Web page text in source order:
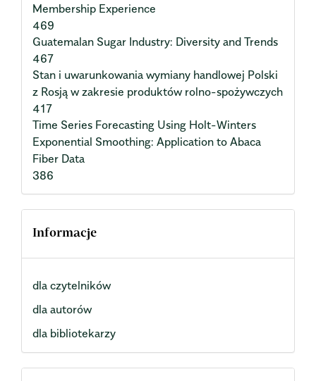
Membership Experience
469
Guatemalan Sugar Industry: Diversity and Trends
467
Stan i uwarunkowania wymiany handlowej Polski
z Rosją w zakresie produktów rolno-spożywczych
417
Time Series Forecasting Using Holt-Winters
Exponential Smoothing: Application to Abaca
Fiber Data
386
Informacje
dla czytelników
dla autorów
dla bibliotekarzy